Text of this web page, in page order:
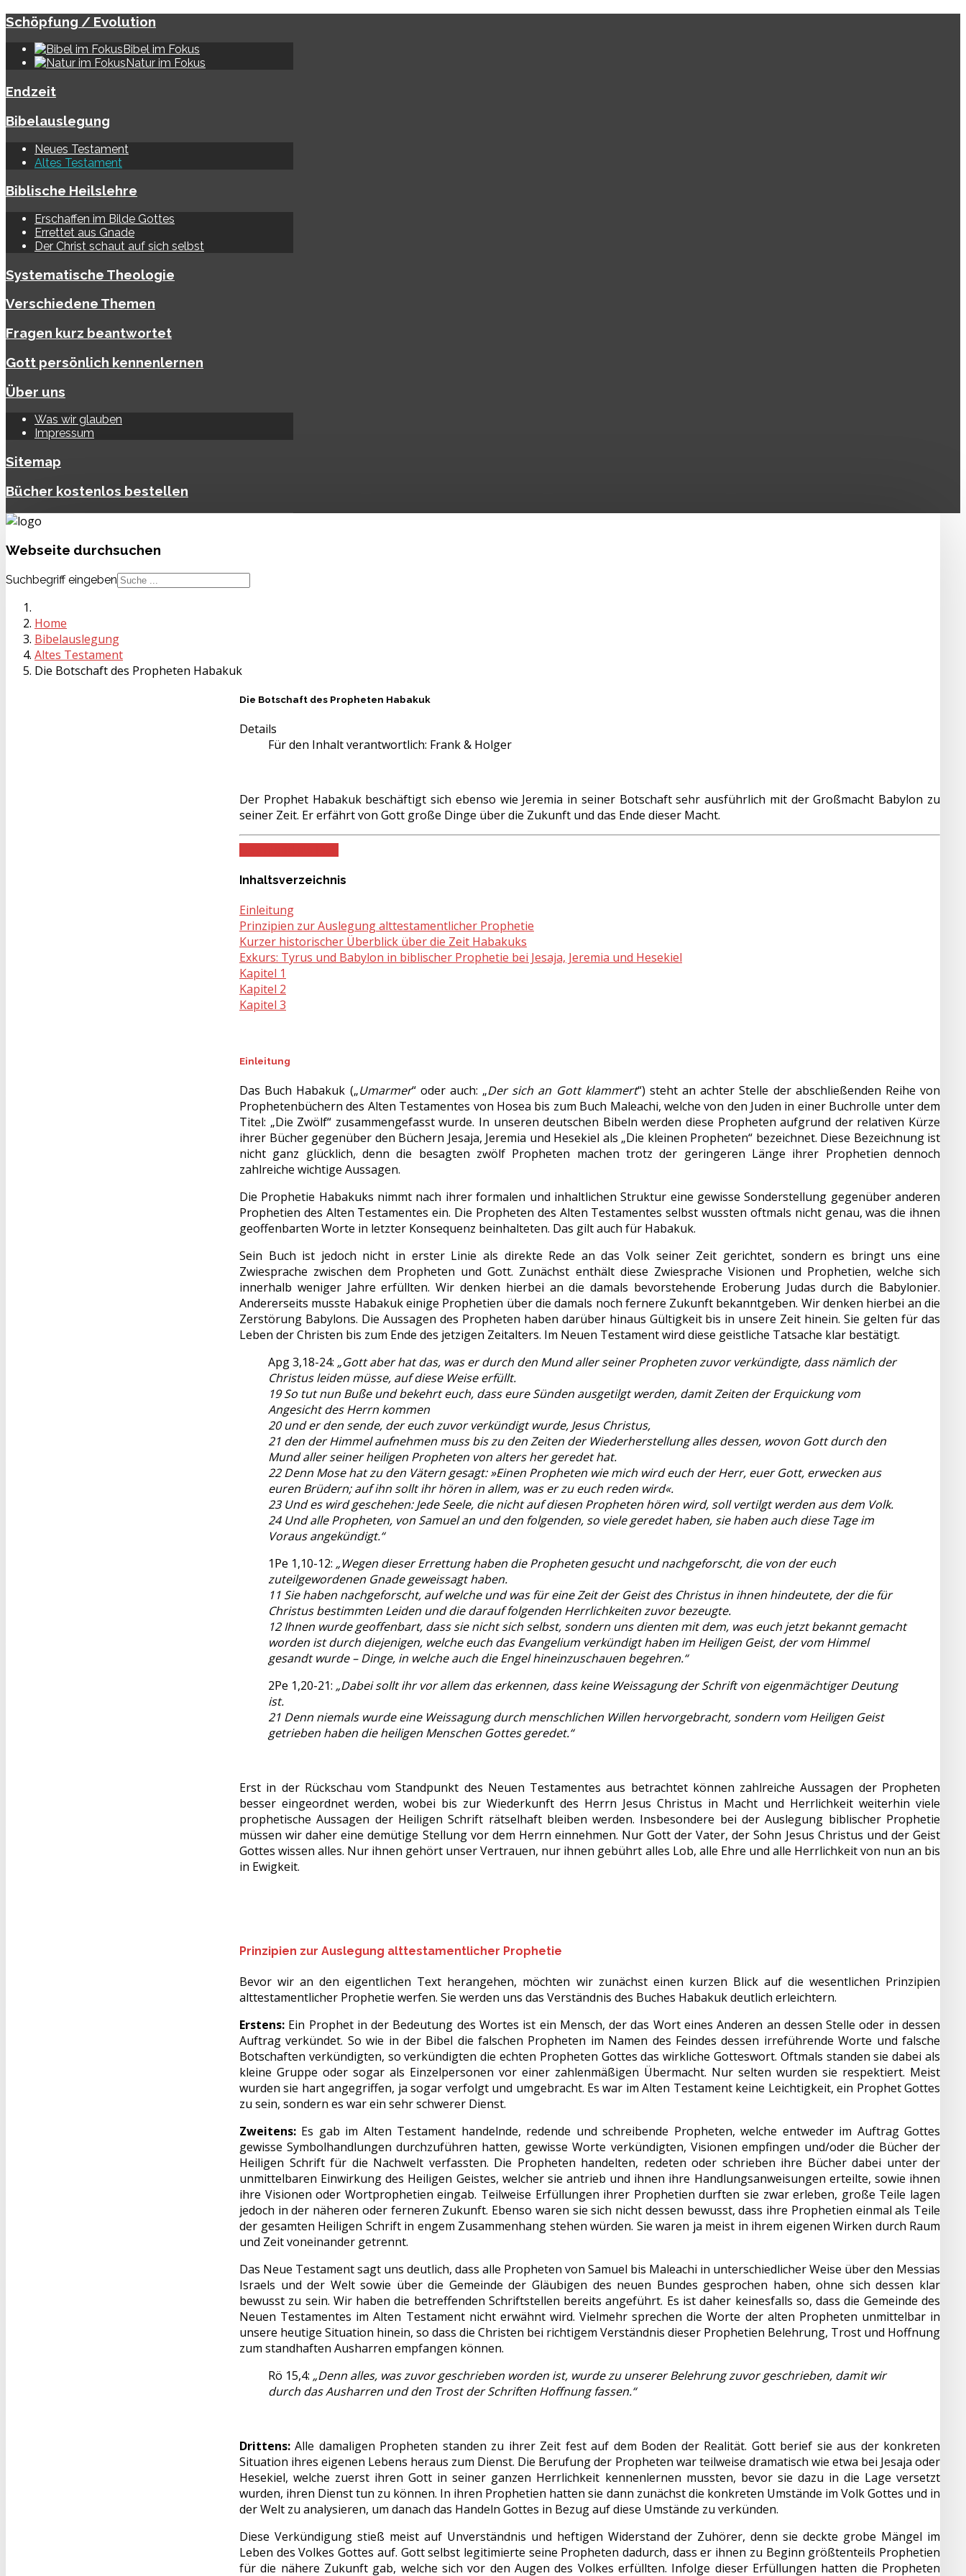
Schöpfung / Evolution
Bibel im Fokus
Natur im Fokus
Endzeit
Bibelauslegung
Neues Testament
Altes Testament
Biblische Heilslehre
Erschaffen im Bilde Gottes
Errettet aus Gnade
Der Christ schaut auf sich selbst
Systematische Theologie
Verschiedene Themen
Fragen kurz beantwortet
Gott persönlich kennenlernen
Über uns
Was wir glauben
Impressum
Sitemap
Bücher kostenlos bestellen
Webseite durchsuchen
Suchbegriff eingeben
Home
Bibelauslegung
Altes Testament
Die Botschaft des Propheten Habakuk
Die Botschaft des Propheten Habakuk
Details
Für den Inhalt verantwortlich: Frank & Holger
Der Prophet Habakuk beschäftigt sich ebenso wie Jeremia in seiner Botschaft sehr ausführlich mit der Großmacht Babylon zu
seiner Zeit. Er erfährt von Gott große Dinge über die Zukunft und das Ende dieser Macht.
Inhaltsverzeichnis
Einleitung
Prinzipien zur Auslegung alttestamentlicher Prophetie
Kurzer historischer Überblick über die Zeit Habakuks
Exkurs: Tyrus und Babylon in biblischer Prophetie bei Jesaja, Jeremia und Hesekiel
Kapitel 1
Kapitel 2
Kapitel 3
Einleitung
Das Buch Habakuk („Umarmer“ oder auch: „Der sich an Gott klammert“) steht an achter Stelle der abschließenden Reihe von
Prophetenbüchern des Alten Testamentes von Hosea bis zum Buch Maleachi, welche von den Juden in einer Buchrolle unter dem
Titel: „Die Zwölf“ zusammengefasst wurde. In unseren deutschen Bibeln werden diese Propheten aufgrund der relativen Kürze
ihrer Bücher gegenüber den Büchern Jesaja, Jeremia und Hesekiel als „Die kleinen Propheten“ bezeichnet. Diese Bezeichnung ist
nicht ganz glücklich, denn die besagten zwölf Propheten machen trotz der geringeren Länge ihrer Prophetien dennoch
zahlreiche wichtige Aussagen.
Die Prophetie Habakuks nimmt nach ihrer formalen und inhaltlichen Struktur eine gewisse Sonderstellung gegenüber anderen
Prophetien des Alten Testamentes ein. Die Propheten des Alten Testamentes selbst wussten oftmals nicht genau, was die ihnen
geoffenbarten Worte in letzter Konsequenz beinhalteten. Das gilt auch für Habakuk.
Sein Buch ist jedoch nicht in erster Linie als direkte Rede an das Volk seiner Zeit gerichtet, sondern es bringt uns eine
Zwiesprache zwischen dem Propheten und Gott. Zunächst enthält diese Zwiesprache Visionen und Prophetien, welche sich
innerhalb weniger Jahre erfüllten. Wir denken hierbei an die damals bevorstehende Eroberung Judas durch die Babylonier.
Andererseits musste Habakuk einige Prophetien über die damals noch fernere Zukunft bekanntgeben. Wir denken hierbei an die
Zerstörung Babylons. Die Aussagen des Propheten haben darüber hinaus Gültigkeit bis in unsere Zeit hinein. Sie gelten für das
Leben der Christen bis zum Ende des jetzigen Zeitalters. Im Neuen Testament wird diese geistliche Tatsache klar bestätigt.
Apg 3,18-24: „Gott aber hat das, was er durch den Mund aller seiner Propheten zuvor verkündigte, dass nämlich der
Christus leiden müsse, auf diese Weise erfüllt.
19 So tut nun Buße und bekehrt euch, dass eure Sünden ausgetilgt werden, damit Zeiten der Erquickung vom
Angesicht des Herrn kommen
20 und er den sende, der euch zuvor verkündigt wurde, Jesus Christus,
21 den der Himmel aufnehmen muss bis zu den Zeiten der Wiederherstellung alles dessen, wovon Gott durch den
Mund aller seiner heiligen Propheten von alters her geredet hat.
22 Denn Mose hat zu den Vätern gesagt: »Einen Propheten wie mich wird euch der Herr, euer Gott, erwecken aus
euren Brüdern; auf ihn sollt ihr hören in allem, was er zu euch reden wird«.
23 Und es wird geschehen: Jede Seele, die nicht auf diesen Propheten hören wird, soll vertilgt werden aus dem Volk.
24 Und alle Propheten, von Samuel an und den folgenden, so viele geredet haben, sie haben auch diese Tage im
Voraus angekündigt.“
1Pe 1,10-12: „Wegen dieser Errettung haben die Propheten gesucht und nachgeforscht, die von der euch
zuteilgewordenen Gnade geweissagt haben.
11 Sie haben nachgeforscht, auf welche und was für eine Zeit der Geist des Christus in ihnen hindeutete, der die für
Christus bestimmten Leiden und die darauf folgenden Herrlichkeiten zuvor bezeugte.
12 Ihnen wurde geoffenbart, dass sie nicht sich selbst, sondern uns dienten mit dem, was euch jetzt bekannt gemacht
worden ist durch diejenigen, welche euch das Evangelium verkündigt haben im Heiligen Geist, der vom Himmel
gesandt wurde – Dinge, in welche auch die Engel hineinzuschauen begehren.“
2Pe 1,20-21: „Dabei sollt ihr vor allem das erkennen, dass keine Weissagung der Schrift von eigenmächtiger Deutung
ist.
21 Denn niemals wurde eine Weissagung durch menschlichen Willen hervorgebracht, sondern vom Heiligen Geist
getrieben haben die heiligen Menschen Gottes geredet.“
Erst in der Rückschau vom Standpunkt des Neuen Testamentes aus betrachtet können zahlreiche Aussagen der Propheten
besser eingeordnet werden, wobei bis zur Wiederkunft des Herrn Jesus Christus in Macht und Herrlichkeit weiterhin viele
prophetische Aussagen der Heiligen Schrift rätselhaft bleiben werden. Insbesondere bei der Auslegung biblischer Prophetie
müssen wir daher eine demütige Stellung vor dem Herrn einnehmen. Nur Gott der Vater, der Sohn Jesus Christus und der Geist
Gottes wissen alles. Nur ihnen gehört unser Vertrauen, nur ihnen gebührt alles Lob, alle Ehre und alle Herrlichkeit von nun an bis
in Ewigkeit.
Prinzipien zur Auslegung alttestamentlicher Prophetie
Bevor wir an den eigentlichen Text herangehen, möchten wir zunächst einen kurzen Blick auf die wesentlichen Prinzipien
alttestamentlicher Prophetie werfen. Sie werden uns das Verständnis des Buches Habakuk deutlich erleichtern.
Erstens: Ein Prophet in der Bedeutung des Wortes ist ein Mensch, der das Wort eines Anderen an dessen Stelle oder in dessen
Auftrag verkündet. So wie in der Bibel die falschen Propheten im Namen des Feindes dessen irreführende Worte und falsche
Botschaften verkündigten, so verkündigten die echten Propheten Gottes das wirkliche Gotteswort. Oftmals standen sie dabei als
kleine Gruppe oder sogar als Einzelpersonen vor einer zahlenmäßigen Übermacht. Nur selten wurden sie respektiert. Meist
wurden sie hart angegriffen, ja sogar verfolgt und umgebracht. Es war im Alten Testament keine Leichtigkeit, ein Prophet Gottes
zu sein, sondern es war ein sehr schwerer Dienst.
Zweitens: Es gab im Alten Testament handelnde, redende und schreibende Propheten, welche entweder im Auftrag Gottes
gewisse Symbolhandlungen durchzuführen hatten, gewisse Worte verkündigten, Visionen empfingen und/oder die Bücher der
Heiligen Schrift für die Nachwelt verfassten. Die Propheten handelten, redeten oder schrieben ihre Bücher dabei unter der
unmittelbaren Einwirkung des Heiligen Geistes, welcher sie antrieb und ihnen ihre Handlungsanweisungen erteilte, sowie ihnen
ihre Visionen oder Wortprophetien eingab. Teilweise Erfüllungen ihrer Prophetien durften sie zwar erleben, große Teile lagen
jedoch in der näheren oder ferneren Zukunft. Ebenso waren sie sich nicht dessen bewusst, dass ihre Prophetien einmal als Teile
der gesamten Heiligen Schrift in engem Zusammenhang stehen würden. Sie waren ja meist in ihrem eigenen Wirken durch Raum
und Zeit voneinander getrennt.
Das Neue Testament sagt uns deutlich, dass alle Propheten von Samuel bis Maleachi in unterschiedlicher Weise über den Messias
Israels und der Welt sowie über die Gemeinde der Gläubigen des neuen Bundes gesprochen haben, ohne sich dessen klar
bewusst zu sein. Wir haben die betreffenden Schriftstellen bereits angeführt. Es ist daher keinesfalls so, dass die Gemeinde des
Neuen Testamentes im Alten Testament nicht erwähnt wird. Vielmehr sprechen die Worte der alten Propheten unmittelbar in
unsere heutige Situation hinein, so dass die Christen bei richtigem Verständnis dieser Prophetien Belehrung, Trost und Hoffnung
zum standhaften Ausharren empfangen können.
Rö 15,4: „Denn alles, was zuvor geschrieben worden ist, wurde zu unserer Belehrung zuvor geschrieben, damit wir
durch das Ausharren und den Trost der Schriften Hoffnung fassen.“
Drittens: Alle damaligen Propheten standen zu ihrer Zeit fest auf dem Boden der Realität. Gott berief sie aus der konkreten
Situation ihres eigenen Lebens heraus zum Dienst. Die Berufung der Propheten war teilweise dramatisch wie etwa bei Jesaja oder
Hesekiel, welche zuerst ihren Gott in seiner ganzen Herrlichkeit kennenlernen mussten, bevor sie dazu in die Lage versetzt
wurden, ihren Dienst tun zu können. In ihren Prophetien hatten sie dann zunächst die konkreten Umstände im Volk Gottes und in
der Welt zu analysieren, um danach das Handeln Gottes in Bezug auf diese Umstände zu verkünden.
Diese Verkündigung stieß meist auf Unverständnis und heftigen Widerstand der Zuhörer, denn sie deckte grobe Mängel im
Leben des Volkes Gottes auf. Gott selbst legitimierte seine Propheten dadurch, dass er ihnen zu Beginn größtenteils Prophetien
für die nähere Zukunft gab, welche sich vor den Augen des Volkes erfüllten. Infolge dieser Erfüllungen hatten die Propheten